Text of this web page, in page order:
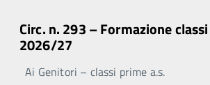
Circ. n. 293 – Formazione
2026/27
Ai Genitori – classi prime a.s.